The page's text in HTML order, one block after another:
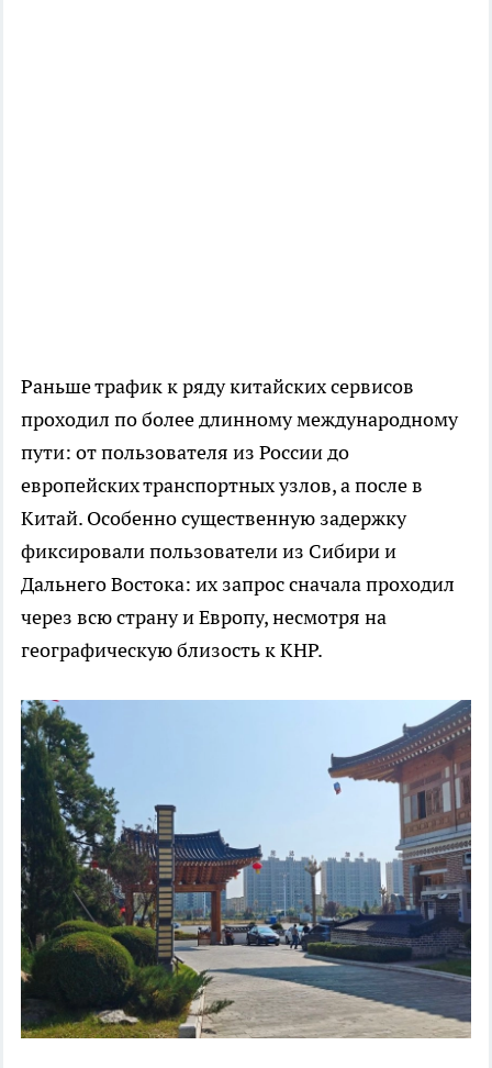
Раньше трафик к ряду китайских сервисов
проходил по более длинному международному
пути: от пользователя из России до
европейских транспортных узлов, а после в
Китай. Особенно существенную задержку
фиксировали пользователи из Сибири и
Дальнего Востока: их запрос сначала проходил
через всю страну и Европу, несмотря на
географическую близость к КНР.